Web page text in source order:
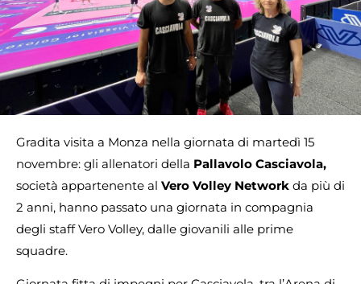
Gradita visita a Monza nella giornata di martedì 15
novembre: gli allenatori della Pallavolo Casciavola,
società appartenente al Vero Volley Network da più di
2 anni, hanno passato una giornata in compagnia
degli staff Vero Volley, dalle giovanili alle prime
squadre.